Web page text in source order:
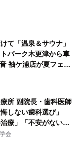
て「温泉＆サウナ」
パーク木更津から車
袖ケ浦店が夏フェア
所 副院長・歯科医師
しない歯科選び」
治療」「不安がない治
に専門監修
会